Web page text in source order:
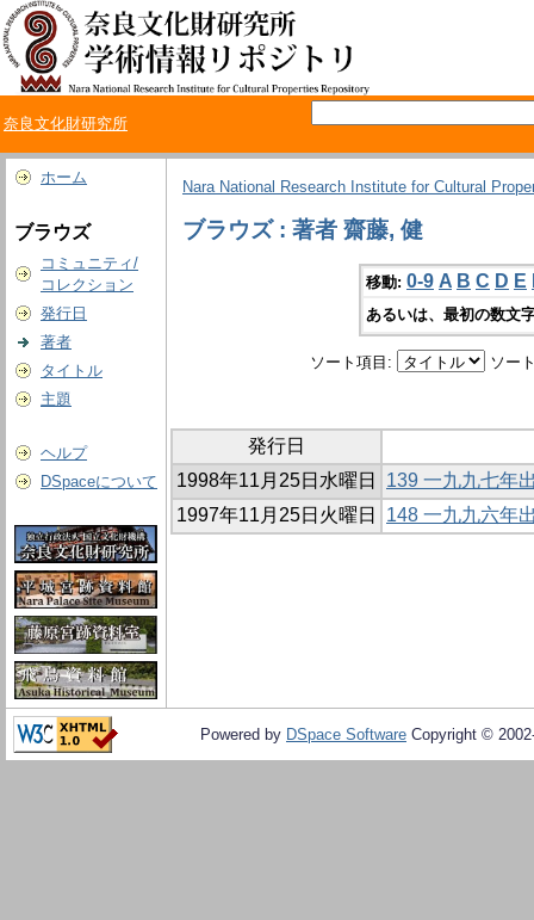
奈良文化財研究所
ホーム
ブラウズ
コミュニティ/
コレクション
発行日
著者
タイトル
主題
ヘルプ
DSpaceについて
Nara National Research Institute for Cultural
ブラウズ : 著者 齋藤, 健
移動: 0-9 A B C D E
あるいは、最初の数文
ソート項目: ソー
発行日
1998年11月25日水曜日
139 一九九七年
1997年11月25日火曜日
148 一九九六年
Powered by DSpace Software Copyright ©